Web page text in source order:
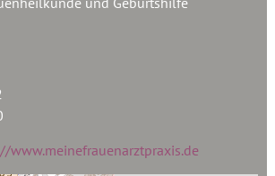
www.meinefrauenarztpraxis.de